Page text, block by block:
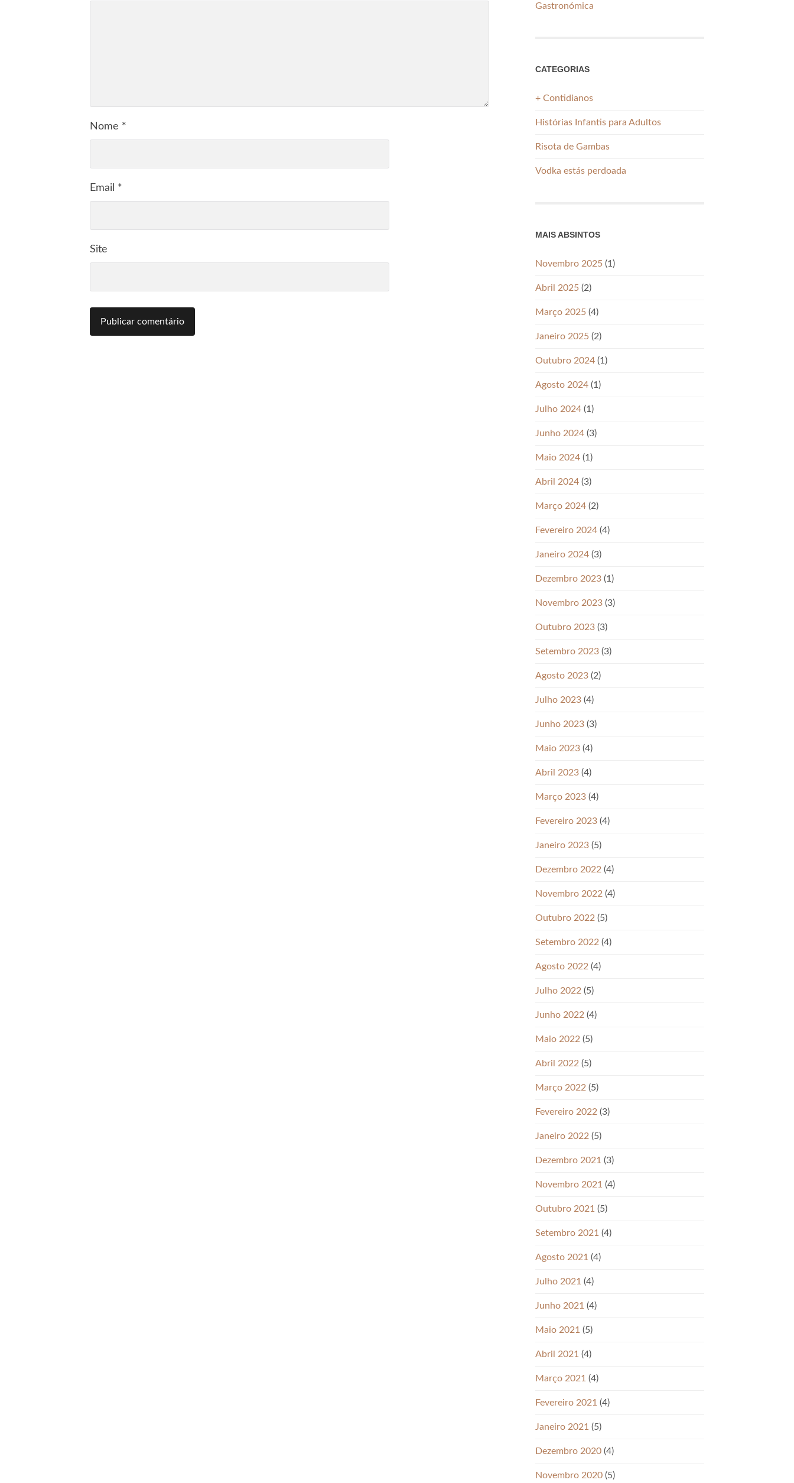
Nome *
Email *
Site
Gastronómica
CATEGORIAS
+ Contidianos
Histórias Infantis para Adultos
Risota de Gambas
Vodka estás perdoada
MAIS ABSINTOS
Novembro 2025 (1)
Abril 2025 (2)
Março 2025 (4)
Janeiro 2025 (2)
Outubro 2024 (1)
Agosto 2024 (1)
Julho 2024 (1)
Junho 2024 (3)
Maio 2024 (1)
Abril 2024 (3)
Março 2024 (2)
Fevereiro 2024 (4)
Janeiro 2024 (3)
Dezembro 2023 (1)
Novembro 2023 (3)
Outubro 2023 (3)
Setembro 2023 (3)
Agosto 2023 (2)
Julho 2023 (4)
Junho 2023 (3)
Maio 2023 (4)
Abril 2023 (4)
Março 2023 (4)
Fevereiro 2023 (4)
Janeiro 2023 (5)
Dezembro 2022 (4)
Novembro 2022 (4)
Outubro 2022 (5)
Setembro 2022 (4)
Agosto 2022 (4)
Julho 2022 (5)
Junho 2022 (4)
Maio 2022 (5)
Abril 2022 (5)
Março 2022 (5)
Fevereiro 2022 (3)
Janeiro 2022 (5)
Dezembro 2021 (3)
Novembro 2021 (4)
Outubro 2021 (5)
Setembro 2021 (4)
Agosto 2021 (4)
Julho 2021 (4)
Junho 2021 (4)
Maio 2021 (5)
Abril 2021 (4)
Março 2021 (4)
Fevereiro 2021 (4)
Janeiro 2021 (5)
Dezembro 2020 (4)
Novembro 2020 (5)